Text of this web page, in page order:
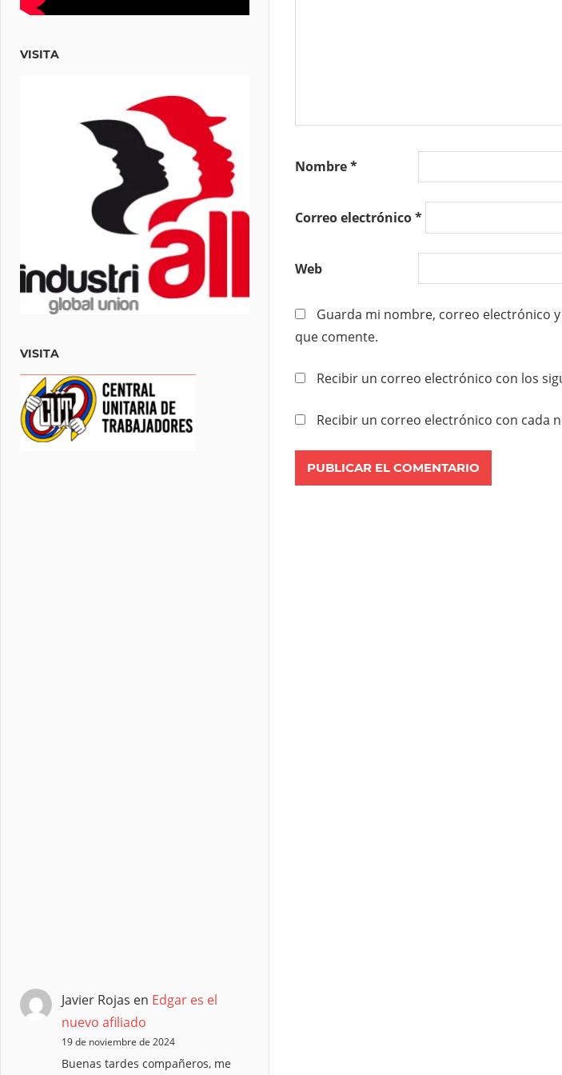
Nombre*
Correo electrónico*
Web
Guarda mi nombre, correo electrónico
que comente.
Recibir un correo electrónico con los
Recibir un correo electrónico con cada
VISITA
VISITA
Javier Rojas en Edgar es el
nuevo afiliado
19 de noviembre de 2024
Buenas tardes compañeros, me